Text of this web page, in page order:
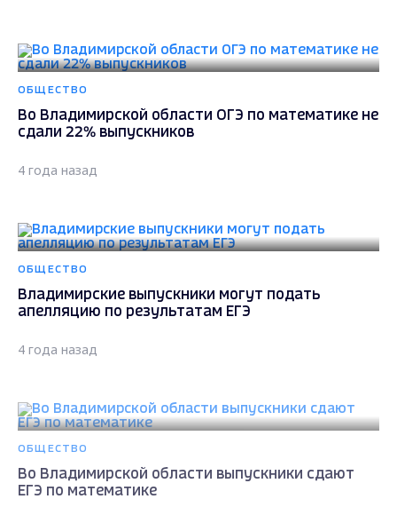
ОБЩЕСТВО
Во Владимирской области ОГЭ по математике не
сдали 22% выпускников
4 года назад
ОБЩЕСТВО
Владимирские выпускники могут подать
апелляцию по результатам ЕГЭ
4 года назад
ОБЩЕСТВО
Во Владимирской области выпускники сдают
ЕГЭ по математике